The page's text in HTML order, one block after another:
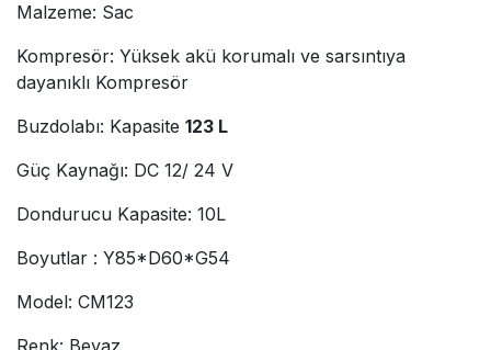
Malzeme: Sac
Kompresör: Yüksek akü korumalı ve sarsıntıya
dayanıklı Kompresör
Buzdolabı: Kapasite 123 L
Güç Kaynağı: DC 12/ 24 V
Dondurucu Kapasite: 10L
Boyutlar : Y85*D60*G54
Model: CM123